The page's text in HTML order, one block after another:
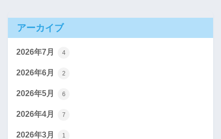
アーカイブ
2026年7月 4
2026年6月 2
2026年5月 6
2026年4月 7
2026年3月 1